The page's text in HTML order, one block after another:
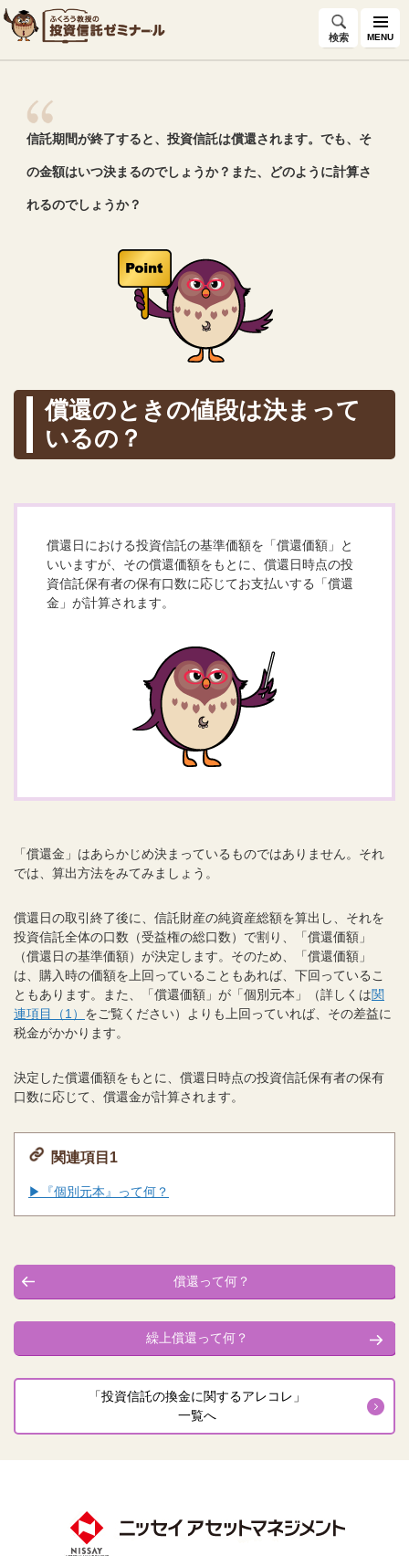
検索 MENU
信託期間が終了すると、投資信託は償還されます。でも、そ
の金額はいつ決まるのでしょうか？また、どのように計算さ
れるのでしょうか？
償還のときの値段は決まって
いるの？
償還日における投資信託の基準価額を「償還価額」と
いいますが、その償還価額をもとに、償還日時点の投
資信託保有者の保有口数に応じてお支払いする「償還
金」が計算されます。
「償還金」はあらかじめ決まっているものではありません。それ
では、算出方法をみてみましょう。
償還日の取引終了後に、信託財産の純資産総額を算出し、それを
投資信託全体の口数（受益権の総口数）で割り、「償還価額」
（償還日の基準価額）が決定します。そのため、「償還価額」
は、購入時の価額を上回っていることもあれば、下回っているこ
ともあります。また、「償還価額」が「個別元本」（詳しくは関
連項目（1） をご覧ください）よりも上回っていれば、その差益に
税金がかかります。
決定した償還価額をもとに、償還日時点の投資信託保有者の保有
口数に応じて、償還金が計算されます。
関連項目1
▶『個別元本』って何？
償還って何？
繰上償還って何？
「投資信託の換金に関するアレコレ」
一覧へ